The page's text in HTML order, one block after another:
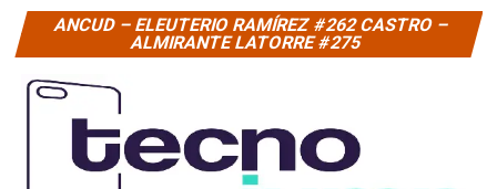
ANCUD – ELEUTERIO RAMÍREZ #262 CASTRO –
ALMIRANTE LATORRE #275